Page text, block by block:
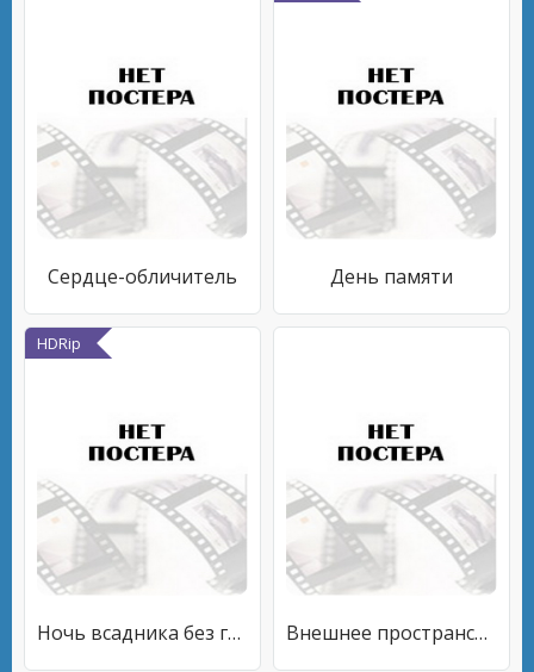
Сердце-обличитель День памяти
HDRip
Ночь всадника без головы Внешнее пространство